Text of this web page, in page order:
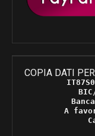
COPIA DATI
A